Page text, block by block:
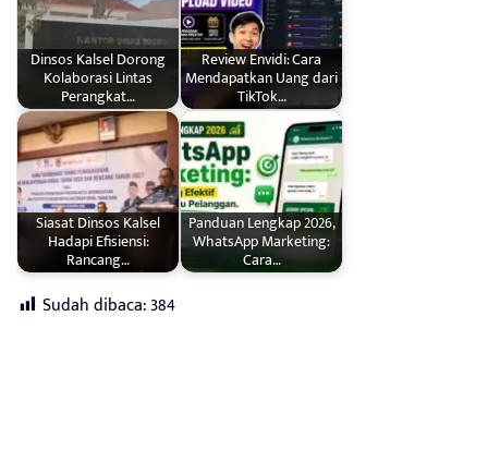
Dinsos Kalsel Dorong
Kolaborasi Lintas
Perangkat…
Review Envidi: Cara
Mendapatkan Uang dari
TikTok…
Siasat Dinsos Kalsel
Hadapi Efisiensi:
Rancang…
Panduan Lengkap 2026,
WhatsApp Marketing:
Cara…
Sudah dibaca:384